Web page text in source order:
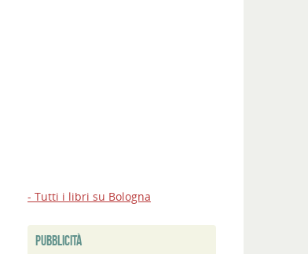
- Tutti i libri su Bologna
PUBBLICITÀ